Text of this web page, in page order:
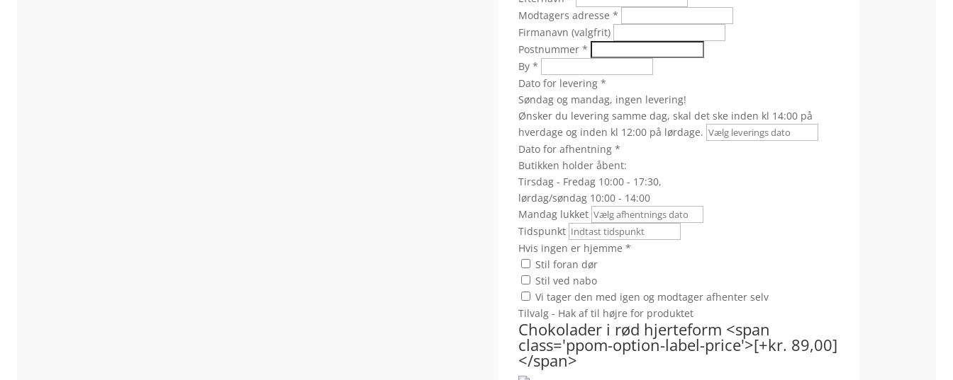
Modtagers adresse *
Firmanavn (valgfrit)
Postnummer*
By*
Dato for levering*
Søndag og mandag, ingen levering!
Ønsker du levering samme dag, skal det ske inden kl 14:00 på
hverdage og inden kl 12:00 på lørdage.
Dato for afhentning*
Butikken holder åbent:
Tirsdag - Fredag 10:00 - 17:30,
lørdag/søndag 10:00 - 14:00
Mandag lukket
Tidspunkt
Hvis ingen er hjemme *
Stil foran dør
Stil ved nabo
Vi tager den med igen og modtager afhenter selv
Tilvalg - Hak af til højre for produktet
Chokolader i rød hjerteform <span
class='ppom-option-label-price'>[+kr. 89,00]
</span>